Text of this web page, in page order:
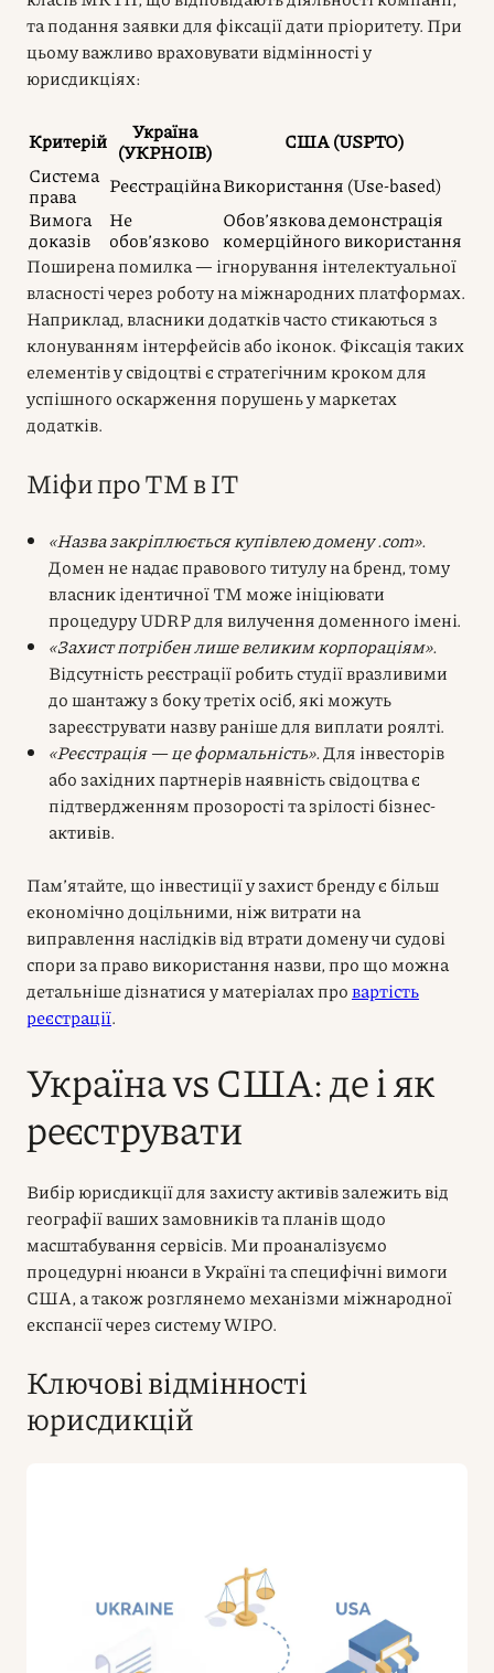
та подання заявки для фіксації дати пріоритету. При
цьому важливо враховувати відмінності у
юрисдикціях:
Критерій
Україна
(УКРНОІВ)
США (USPTO)
Система
права
РеєстраційнаВикористання (Use-based)
Вимога
доказів
Не
обов’язково
Обов’язкова демонстрація
комерційного використання
Поширена помилка — ігнорування інтелектуальної
власності через роботу на міжнародних платформах.
Наприклад, власники додатків часто стикаються з
клонуванням інтерфейсів або іконок. Фіксація таких
елементів у свідоцтві є стратегічним кроком для
успішного оскарження порушень у маркетах
додатків.
Міфи про ТМ в IT
«Назва закріплюється купівлею домену .com».
Домен не надає правового титулу на бренд, тому
власник ідентичної ТМ може ініціювати
процедуру UDRP для вилучення доменного імені.
«Захист потрібен лише великим корпораціям».
Відсутність реєстрації робить студії вразливими
до шантажу з боку третіх осіб, які можуть
зареєструвати назву раніше для виплати роялті.
«Реєстрація — це формальність». Для інвесторів
або західних партнерів наявність свідоцтва є
підтвердженням прозорості та зрілості бізнес-
активів.
Пам’ятайте, що інвестиції у захист бренду є більш
економічно доцільними, ніж витрати на
виправлення наслідків від втрати домену чи судові
спори за право використання назви, про що можна
детальніше дізнатися у матеріалах провартість
реєстрації.
Україна vs США: де і як
реєструвати
Вибір юрисдикції для захисту активів залежить від
географії ваших замовників та планів щодо
масштабування сервісів. Ми проаналізуємо
процедурні нюанси в Україні та специфічні вимоги
США, а також розглянемо механізми міжнародної
експансії через систему WIPO.
Ключові відмінності
юрисдикцій